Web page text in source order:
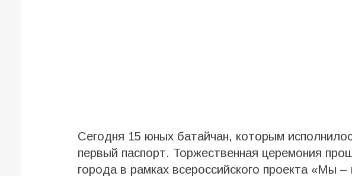
Сегодня 15 юных батайчан, которым
первый паспорт. Торжественная церемония
города в рамках всероссийского проекта «Мы –